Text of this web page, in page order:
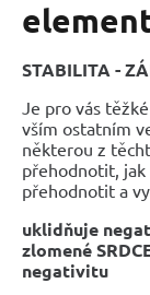
STABILITA -
Je pro vás
vším ostatním
některou z
přehodnotit, jak
přehodnotit a
uklidňuje
zlomené
negativitu